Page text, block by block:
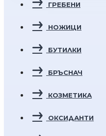
ГРЕБЕНИ
НОЖИЦИ
БУТИЛКИ
БРЪСНАЧ
КОЗМЕТИКА
ОКСИДАНТИ